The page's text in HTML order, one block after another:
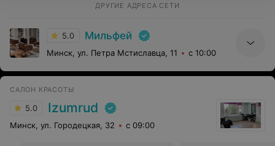
кожи. Для меня это было важно, поскольку до этого
подобрала для меня умывалку и крем. Во время
процедуры объясняла каждый свой шаг,
интересовалась моими ощущениями от того или иного
кожей после процедуры. Умывалка мне подошла,
ухудшения моей проблемы не вызвала. Буду дальше
соблюдать рекомендации по уходу, потому что вижу
улучшения. Спасибо большое! Я осталась довольна
качеством оказываемых услуг.
ДРУГИЕ АДРЕСА СЕТИ
5.0 Мильфей
Минск, ул. Петра Мстиславца, 11 с 10:00
САЛОН КРАСОТЫ
5.0 Izumrud
Минск, ул. Городецкая, 32 с 09:00